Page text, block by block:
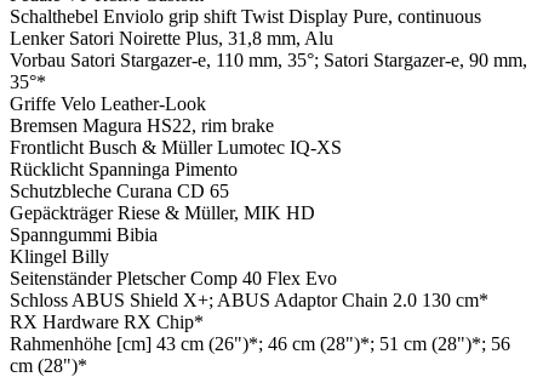
Schalthebel Enviolo grip shift Twist Display Pure, continuous
Lenker Satori Noirette Plus, 31,8 mm, Alu
Vorbau Satori Stargazer-e, 110 mm, 35°; Satori Stargazer-e, 90 mm,
35°*
Griffe Velo Leather-Look
Bremsen Magura HS22, rim brake
Frontlicht Busch & Müller Lumotec IQ-XS
Rücklicht Spanninga Pimento
Schutzbleche Curana CD 65
GepäckträgerRiese & Müller, MIK HD
Spanngummi Bibia
Klingel Billy
SeitenständerPletscher Comp 40 Flex Evo
Schloss ABUS Shield X+; ABUS Adaptor Chain 2.0 130 cm*
RX Hardware RX Chip*
Rahmenhöhe [cm] 43 cm (26")*; 46 cm (28")*; 51 cm (28")*; 56
cm (28")*